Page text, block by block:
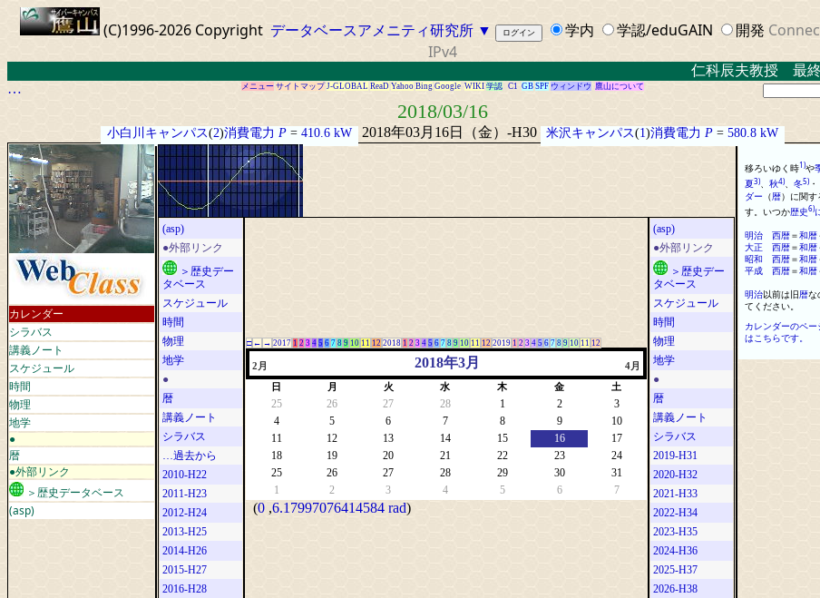
(C)1996-2026 Copyright データベースアメニティ研究所 ▼ 学内 学認/eduGAIN 開発
IPv4
仁科辰夫教授 最終講
…
メニュー サイトマップ J-GLOBAL ReaD Yahoo Bing Google WIKI 学認 C1 GB SPF ウィンドウ 鷹山について
2018/03/16
小白川キャンパス(2)消費電力 P= 410.6 kW 2018年03月16日（金）-H30 米沢キャンパス(1)消費電力 P =580.8 kW
カレンダー
シラバス
講義ノート
スケジュール
時間
物理
地学
●
暦
●外部リンク
＞歴史データベース
(asp)
(asp)
●外部リンク
＞歴史デー
タベース
スケジュール
時間
物理
地学
●
暦
講義ノート
シラバス
…過去から
2010-H22
2011-H23
2012-H24
2013-H25
2014-H26
2015-H27
2016-H28
□ ← → 2017 1 2 3 4 5 6 7 8 9 10 11 12 2018 1 2 3 4 5 6 7 8 9 10 11 12 2019 1 2 3 4 5 6 7 8 9 10 11 12
2月 2018年3月 4月
日 月 火 水 木 金 土
25 26 27 28 1 2
3
4
5 6 7 8 9
10
11
12 13 14 15 16
17
18
19 20 21 22 23
24
25
26 27 28 29 30
31
1
2 3 4 5 6 7
(0 ,6.17997076414584 rad)
(asp)
●外部リンク
＞歴史デー
タベース
スケジュール
時間
物理
地学
●
暦
講義ノート
シラバス
2019-H31
2020-H32
2021-H33
2022-H34
2023-H35
2024-H36
2025-H37
2026-H38
移ろいゆく時1)や
夏3)、 秋4)、 冬5)・
ダー （暦） に関す
す。 いつか歴史6)
明治
西暦＝和暦
大正
西暦＝和暦
昭和
西暦＝和暦
平成
西暦＝和暦
明治以前は旧暦な
てください。
カレンダーのペー
はこちらです。